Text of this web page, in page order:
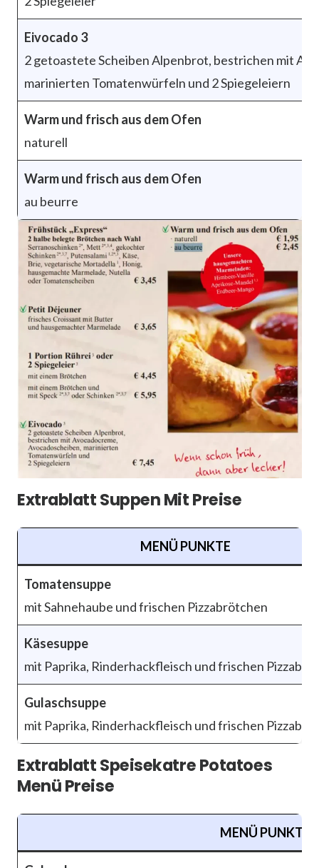
Eivocado 3
2 getoastete Scheiben Alpenbrot, bestrichen mit
marinierten Tomatenwürfeln und 2 Spiegeleiern
Warm und frisch aus dem Ofen
naturell
Warm und frisch aus dem Ofen
au beurre
Extrablatt Suppen Mit Preise
MENÜ PUNKTE
Tomatensuppe
mit Sahnehaube und frischen Pizzabrötchen
Käsesuppe
mit Paprika, Rinderhackfleisch und frischen
Gulaschsuppe
mit Paprika, Rinderhackfleisch und frischen
Extrablatt Speisekatre Potatoes
Menü Preise
MENÜ PUNKTE